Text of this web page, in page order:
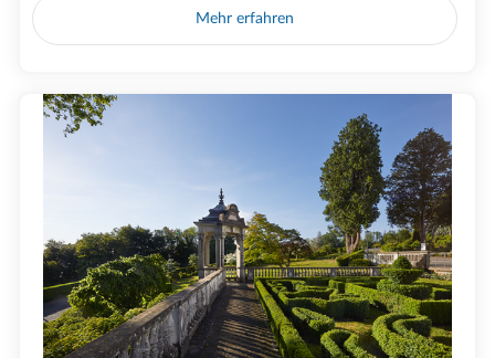
Mehr erfahren